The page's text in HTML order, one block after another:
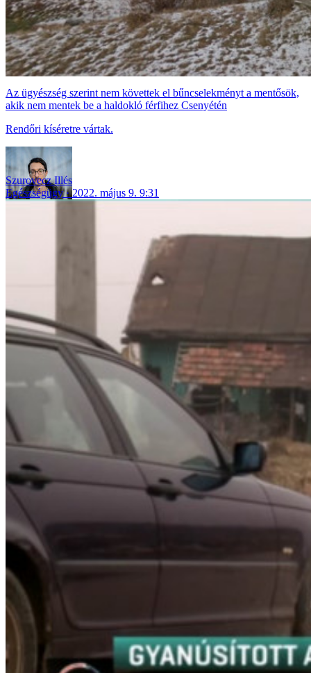
Az ügyészség szerint nem követtek el bűncselekményt a mentősök,
akik nem mentek be a haldokló férfihez Csenyétén
Rendőri kíséretre vártak.
Szurovecz Illés
Egészségügy
2022. május 9. 9:31